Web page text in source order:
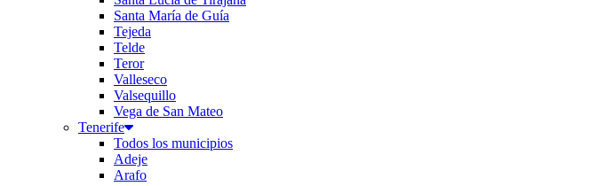
Santa María de Guía
Tejeda
Telde
Teror
Valleseco
Valsequillo
Vega de San Mateo
Tenerife
Todos los municipios
Adeje
Arafo